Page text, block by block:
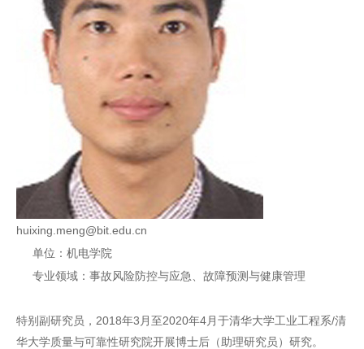
huixing.meng@bit.edu.cn
单位：机电学院
专业领域：事故风险防控与应急、故障预测与健康管理
特别副研究员，2018年3月至2020年4月于清华大学工业工程系/清
华大学质量与可靠性研究院开展博士后（助理研究员）研究。